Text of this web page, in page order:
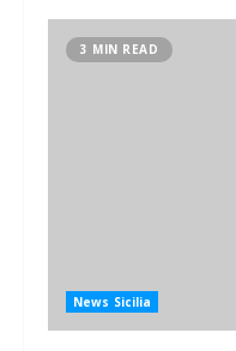
3 MIN READ
News Sicilia